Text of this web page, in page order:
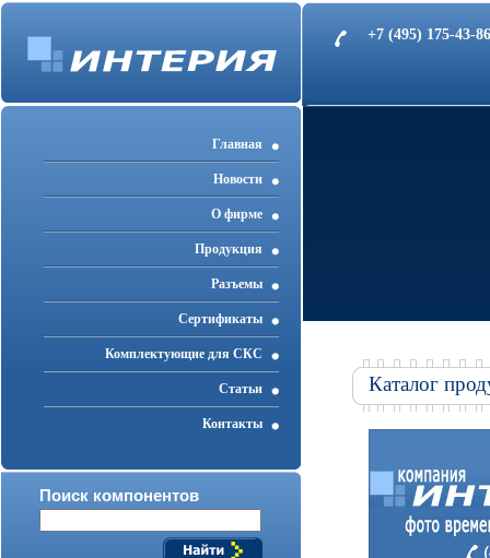
+7 (495) 175-43-
Главная
Новости
О фирме
Продукция
Разъемы
Cертификаты
Комплектующие для СКС
Статьи
Контакты
Поиск компонентов
Каталог